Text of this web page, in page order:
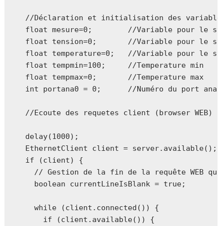
//Déclaration et initialisation des
float mesure=0;        //Variable pour le
float tension=0;       //Variable pour le
float temperature=0;   //Variable pour le
float tempmin=100;     //Temperature min
float tempmax=0;       //Temperature max
int portana0 = 0;      //Numéro du port
//Ecoute des requetes client (browser WEB)
delay(1000);
EthernetClient client = server.available();
if (client) {
// Gestion de la fin de la requête WEB
boolean currentLineIsBlank = true;
while (client.connected()) {
if (client.available()) {